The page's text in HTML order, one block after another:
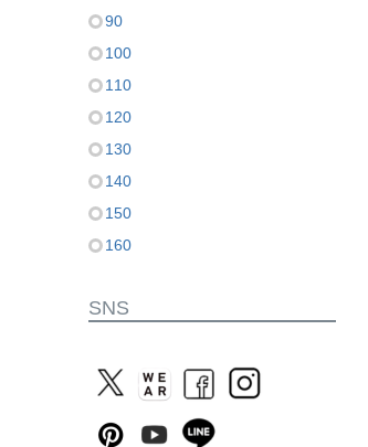
90
100
110
120
130
140
150
160
SNS